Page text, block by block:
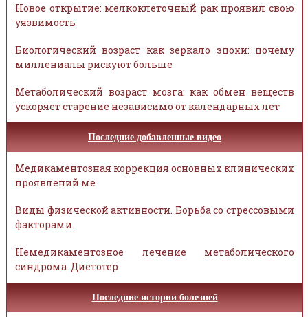
Новое открытие: мелкоклеточный рак проявил свою
уязвимость
Биологический возраст как зеркало эпохи: почему
миллениалы рискуют больше
Метаболический возраст мозга: как обмен веществ
ускоряет старение независимо от календарных лет
Последние добавленные видео
Медикаментозная коррекция основных клинических
проявлений ме
Виды физической активности. Борьба со стрессовыми
факторами.
Немедикаментозное лечение метаболического
синдрома. Диетотер
Последние истории болезней